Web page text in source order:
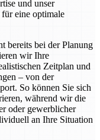
und unser
eine optimale
bereits bei der Planung
wir Ihre
Zeitplan und
– von der
So können Sie sich
während wir die
oder gewerblicher
an Ihre Situation